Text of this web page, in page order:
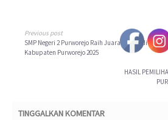
Previous post
SMP Negeri 2 Purworejo Raih Juara Umum di POPDA
Kabupaten Purworejo 2025
HASIL
TINGGALKAN KOMENTAR